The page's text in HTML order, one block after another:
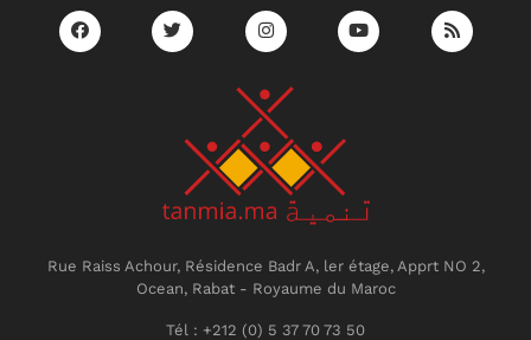
Rue Raiss Achour, Résidence Badr A, ler étage, Apprt NO 2,
Ocean, Rabat - Royaume du Maroc
Tél : +212 (0) 5 37 70 73 50